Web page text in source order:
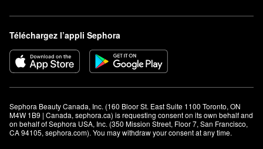
Téléchargez l’appli Sephora
Sephora Beauty Canada, Inc. (160 Bloor St. East Suite 1100 Toronto, ON
M4W 1B9 | Canada, sephora.ca) is requesting consent on its own behalf and
on behalf of Sephora USA, Inc. (350 Mission Street, Floor 7, San Francisco,
CA 94105, sephora.com). You may withdraw your consent at any time.